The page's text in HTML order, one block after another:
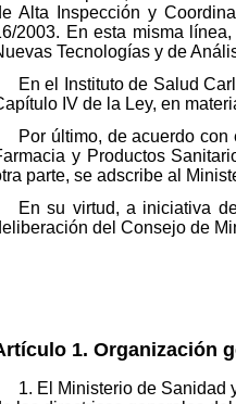
Alta Inspección y
2003. En esta misma
Tecnologías y de
En el Instituto de Salud
IV de la Ley, en
Por último, de acuerdo
y Productos
parte, se adscribe al
En su virtud, a iniciativa
del Consejo de
1. Organización
1. El Ministerio de Sanidad